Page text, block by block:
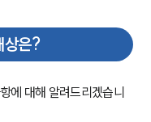
상은?
에 대해 알려드리겠습니